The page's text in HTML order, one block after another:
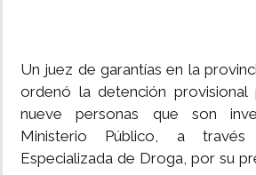
Un juez de garantías en la
ordenó la detención
nueve personas que son
Ministerio Público, a
Especializada de Droga, por su